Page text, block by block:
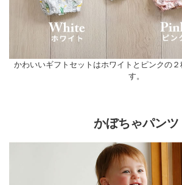
かわいいギフトセットはホワイトとピンクの
す。
かぼちゃパンツ